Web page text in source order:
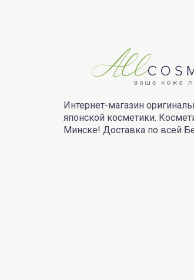
Интернет-магазин
японской косметики.
Минске! Доставка по всей